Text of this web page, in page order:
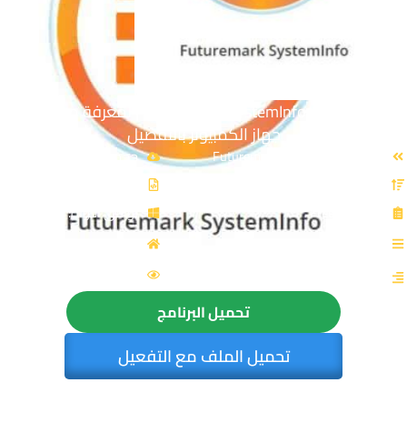
تحميل برنامج Futuremark SystemInfo | لمعرفة مواصفات
جهاز الكمبيوتر بالتفصيل
حجم الملف: 3 MB
توافق النواة: 32 & 64-Bit
تحميل البرنامج
تحميل الملف مع التفعيل